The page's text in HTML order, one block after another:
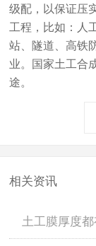
级配，以保证压
工程，比如：人
站、隧道、高铁
业。国家土工合
途。
相关资讯
土工膜厚度